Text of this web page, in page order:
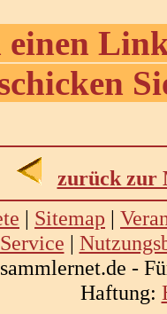
einen
zurück zur
| Sitemap |
Service |
-
Haftung: